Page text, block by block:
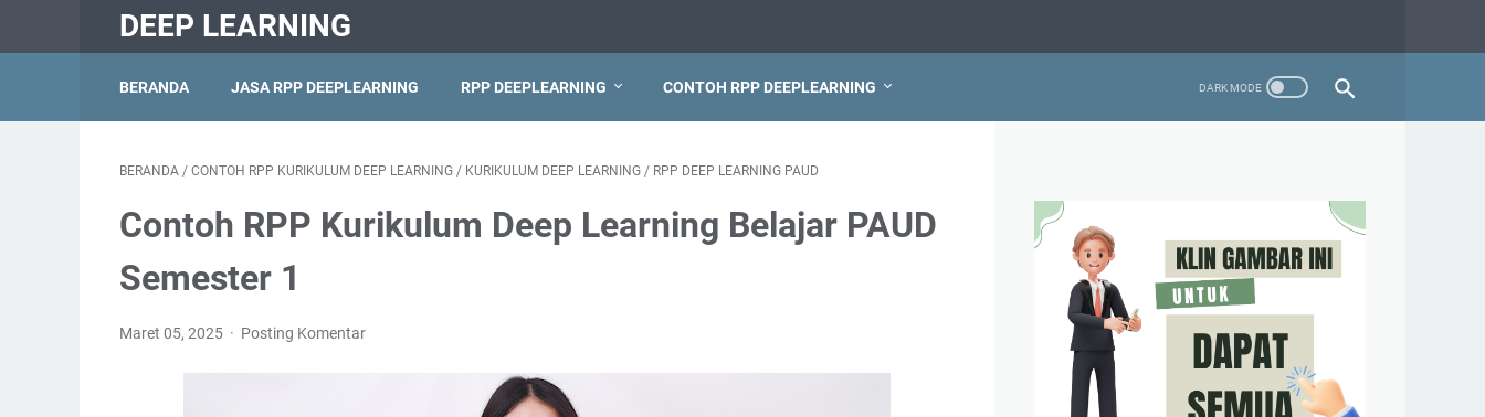
DEEP LEARNING
BERANDA JASA RPP DEEPLEARNING RPP DEEPLEARNING CONTOH RPP DEEPLEARNING
BERANDA / CONTOH RPP KURIKULUM DEEP LEARNING / KURIKULUM DEEP LEARNING / RPP DEEP LEARNING PAUD
Contoh RPP Kurikulum Deep Learning Belajar PAUD
Semester 1
Maret 05, 2025 Posting Komentar